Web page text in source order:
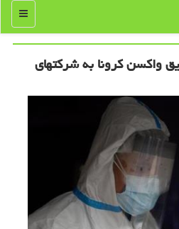
منو
واكسن كرونا به شركتهای